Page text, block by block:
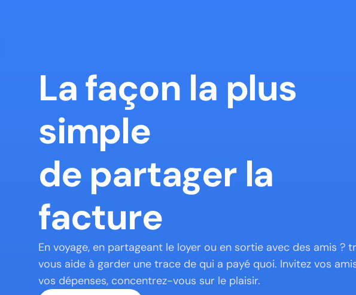
La façon la plus
simple
de partager la
facture
En voyage, en partageant le loyer ou en sortie avec des amis ?
vous aide à garder une trace de qui a payé quoi. Invitez vos
vos dépenses, concentrez-vous sur le plaisir.